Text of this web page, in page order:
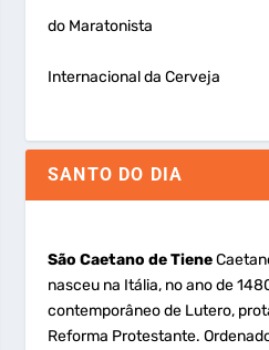
do Maratonista
Internacional da Cerveja
SANTO DO DIA
São Caetano de Tiene
nasceu na Itália, no ano de
contemporâneo de Lutero,
Reforma Protestante.